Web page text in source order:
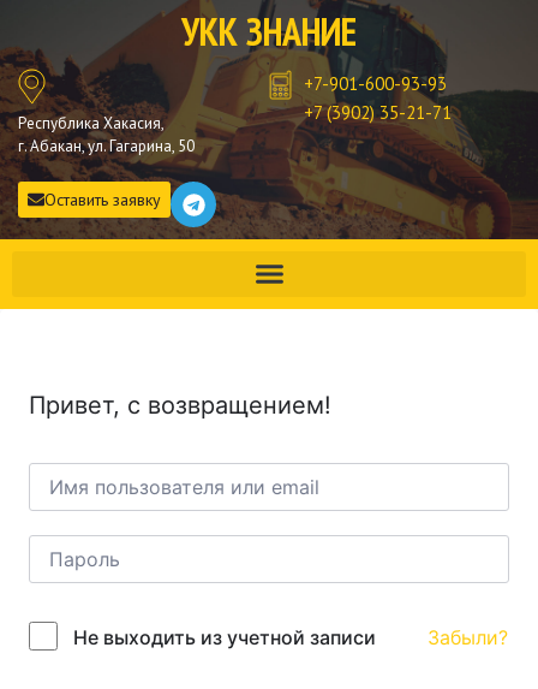
УКК ЗНАНИЕ
Республика Хакасия,
г. Абакан, ул. Гагарина, 50
+7-901-600-93-93
+7 (3902) 35-21-71
Оставить заявку
Привет, с возвращением!
Не выходить из учетной записи Забыли?